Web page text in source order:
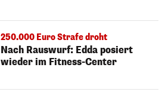
250.000 Euro Strafe droht
Nach Rauswurf: Edda posiert
wieder im Fitness-Center